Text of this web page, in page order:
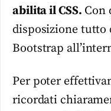
abilita il CSS. Con
disposizione tutto
Bootstrap
Per poter
ricordati